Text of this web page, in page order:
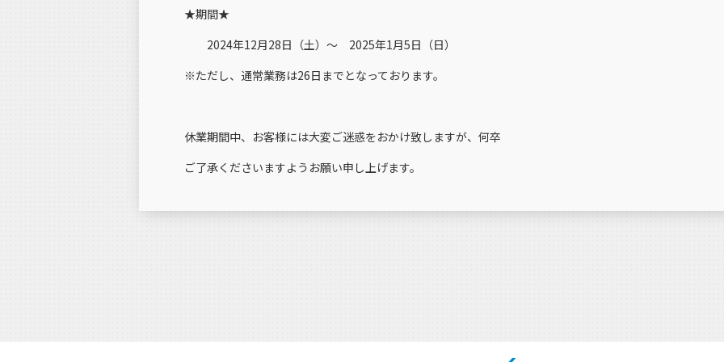
★期間★
2024年12月28日（土）～ 2025年1月5日（日）
※ただし、通常業務は26日までとなっております。
休業期間中、お客様には大変ご迷惑をおかけ致しますが、何卒
ご了承くださいますようお願い申し上げます。